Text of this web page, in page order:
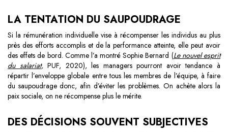
LA TENTATION DU SAUPOUDRAGE
Si la rémunération individuelle vise à récompenser les individus au plus
près des efforts accomplis et de la performance atteinte, elle peut avoir
des effets de bord. Comme l’a montré Sophie Bernard (Le nouvel esprit
du salariat,PUF, 2020), les managers pourront avoir tendance à
répartir l’enveloppe globale entre tous les membres de l’équipe, à faire
du saupoudrage donc, afin d’éviter les problèmes. On achète alors la
paix sociale, on ne récompense plus le mérite.
DES DÉCISIONS SOUVENT SUBJECTIVES